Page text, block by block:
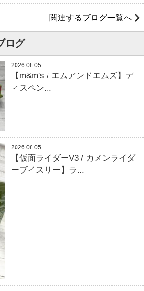
関連するブログ一覧へ
ログ
2026.08.05
【m&m's / エムアンドエムズ】デ
ィスペン...
2026.08.05
【仮面ライダーV3 / カメンライダ
ーブイスリー】ラ...